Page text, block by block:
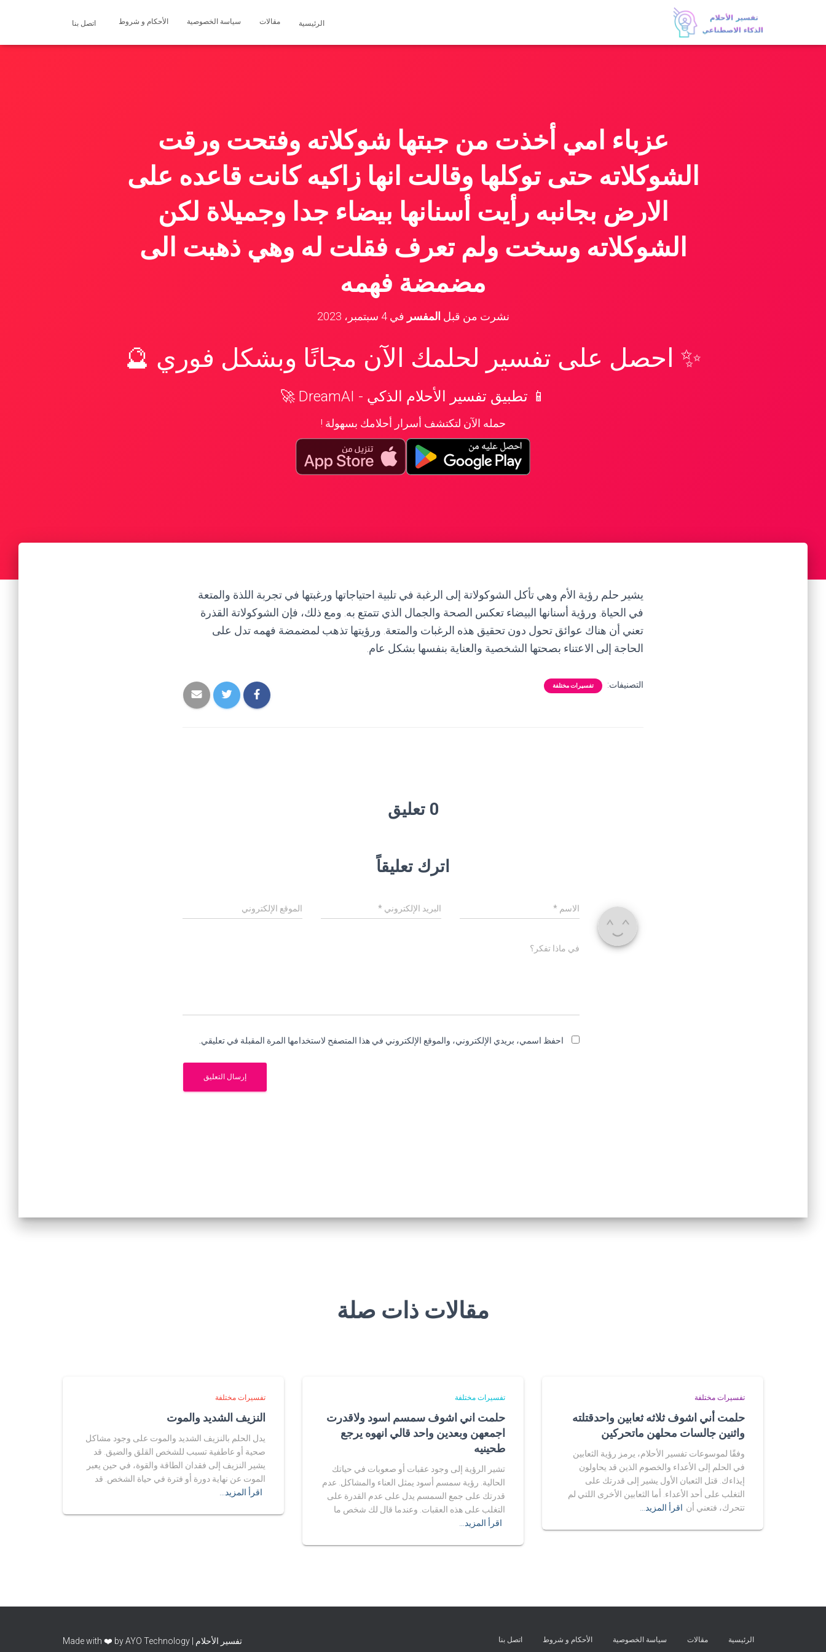
الرئيسية مقالات سياسة الخصوصية الأحكام و شروط اتصل بنا
عزباء امي أخذت من جبتها شوكلاته وفتحت ورقت
الشوكلاته حتى توكلها وقالت انها زاكيه كانت قاعده على
الارض بجانبه رأيت أسنانها بيضاء جدا وجميلاة لكن
الشوكلاته وسخت ولم تعرف فقلت له وهي ذهبت الى
مضمضة فهمه
نشرت من قبل المفسر في4 سبتمبر، 2023
✨ احصل على تفسير لحلمك الآن مجانًا وبشكل فوري 🔮
📱 تطبيق تفسير الأحلام الذكي - DreamAI 🚀
حمله الآن لتكتشف أسرار أحلامك بسهولة !
يشير حلم رؤية الأم وهي تأكل الشوكولاتة إلى الرغبة في تلبية احتياجاتها ورغبتها في تجربة اللذة والمتعة
في الحياة. ورؤية أسنانها البيضاء تعكس الصحة والجمال الذي تتمتع به. ومع ذلك، فإن الشوكولاتة القذرة
تعني أن هناك عوائق تحول دون تحقيق هذه الرغبات والمتعة. ورؤيتها تذهب لمضمضة فهمه تدل على
الحاجة إلى الاعتناء بصحتها الشخصية والعناية بنفسها بشكل عام.
التصنيفات: تفسيرات مختلفة
0 تعليق
اترك تعليقاً
الاسم * البريد الإلكتروني * الموقع الإلكتروني
في ماذا تفكر؟
احفظ اسمي، بريدي الإلكتروني، والموقع الإلكتروني في هذا المتصفح لاستخدامها المرة المقبلة في تعليقي.
مقالات ذات صلة
تفسيرات مختلفة
حلمت أني اشوف ثلاثه ثعابين واحدقتلته
واثنين جالسات محلهن ماتحركين
وفقًا لموسوعات تفسير الأحلام، يرمز رؤية الثعابين
في الحلم إلى الأعداء والخصوم الذين قد يحاولون
إيذاءك. قتل الثعبان الأول يشير إلى قدرتك على
التغلب على أحد الأعداء. أما الثعابين الأخرى اللتي لم
تتحرك، فتعني أن اقرأ المزيد…
تفسيرات مختلفة
حلمت اني اشوف سمسم اسود ولاقدرت
اجمعهن وبعدين واحد قالي انهوه يرجع
طحينيه
تشير الرؤية إلى وجود عقبات أو صعوبات في حياتك
الحالية. رؤية سمسم أسود يمثل العناء والمشاكل. عدم
قدرتك على جمع السمسم يدل على عدم القدرة على
التغلب على هذه العقبات. وعندما قال لك شخص ما
اقرأ المزيد…
تفسيرات مختلفة
النزيف الشديد والموت
يدل الحلم بالنزيف الشديد والموت على وجود مشاكل
صحية أو عاطفية تسبب للشخص القلق والضيق. قد
يشير النزيف إلى فقدان الطاقة والقوة، في حين يعبر
الموت عن نهاية دورة أو فترة في حياة الشخص. قد
اقرأ المزيد…
الرئيسية مقالات سياسة الخصوصية الأحكام و شروط اتصل بنا تفسير الأحلام | Made with ❤️ by AYO Technology